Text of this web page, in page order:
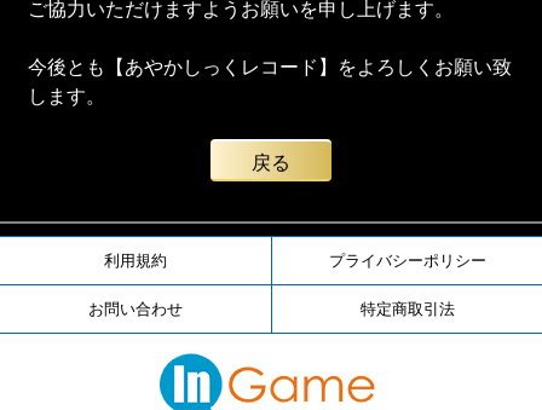
ご協力いただけますようお願いを申し上げます。
今後とも【あやかしっくレコード】をよろしくお願い致
します。
戻る
利用規約 プライバシーポリシー
お問い合わせ 特定商取引法